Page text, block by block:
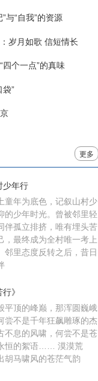
与“自我”的资源
岁月如歌 信短情长
四个一点”的真味
袋”
更多
少年行
童年为底色，记叙山村少
的少年时光。曾被邻里轻
伴孤立排挤，唯有埋头苦
，最终成为全村唯一考上
邻里态度反转之后，昔日
行》
平顶的峰巅，那浑圆巍峨
尝不是千年狂飙雕琢的杰
不息的风啸，何尝不是苍
恒的絮语…… 漠漠荒
胡马啸风的苍茫气韵